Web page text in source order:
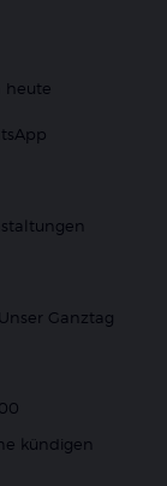
heute
Unser Ganztag
kündigen